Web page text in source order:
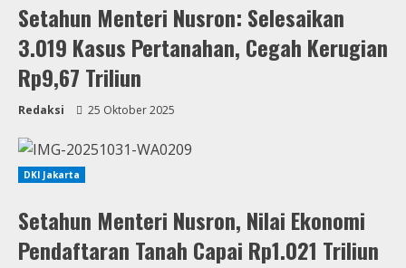
Setahun Menteri Nusron: Selesaikan
3.019 Kasus Pertanahan, Cegah Kerugian
Rp9,67 Triliun
Redaksi 25 Oktober 2025
DKI Jakarta
Setahun Menteri Nusron, Nilai Ekonomi
Pendaftaran Tanah Capai Rp1.021 Triliun